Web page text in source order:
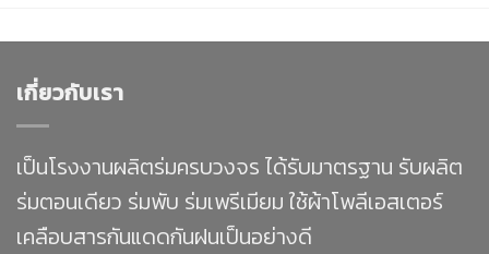
เกี่ยวกับเรา
เป็นโรงงานผลิตร่มครบวงจร ได้รับมาตรฐาน รับผลิต
ร่มตอนเดียว ร่มพับ ร่มเพรีเมียม ใช้ผ้าโพลีเอสเตอร์
เคลือบสารกันแดดกันฝนเป็นอย่างดี